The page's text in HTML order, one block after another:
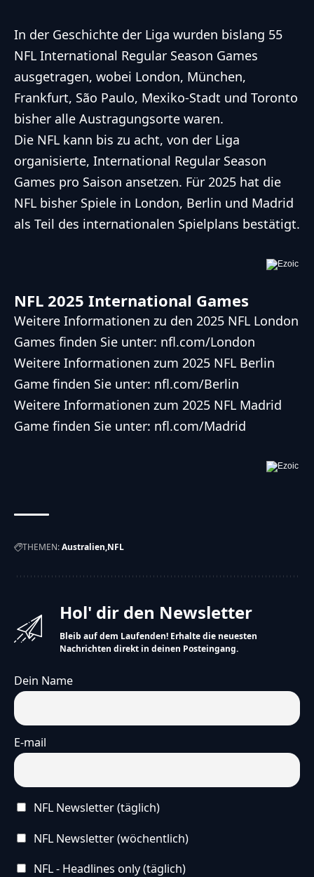
In der Geschichte der Liga wurden bislang 55
NFL International Regular Season Games
ausgetragen, wobei London, München,
Frankfurt, São Paulo, Mexiko-Stadt und Toronto
bisher alle Austragungsorte waren.
Die NFL kann bis zu acht, von der Liga
organisierte, International Regular Season
Games pro Saison ansetzen. Für 2025 hat die
NFL bisher Spiele in London, Berlin und Madrid
als Teil des internationalen Spielplans bestätigt.
NFL 2025 International Games
Weitere Informationen zu den 2025 NFL London
Games finden Sie unter: nfl.com/London
Weitere Informationen zum 2025 NFL Berlin
Game finden Sie unter: nfl.com/Berlin
Weitere Informationen zum 2025 NFL Madrid
Game finden Sie unter: nfl.com/Madrid
THEMEN:Australien NFL
Hol' dir den Newsletter
Bleib auf dem Laufenden! Erhalte die neuesten
Nachrichten direkt in deinen Posteingang.
Dein Name
E-mail
NFL Newsletter (täglich)
NFL Newsletter (wöchentlich)
NFL - Headlines only (täglich)